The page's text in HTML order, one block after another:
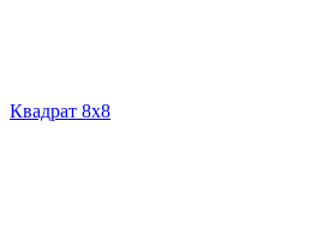
Квадрат 8х8